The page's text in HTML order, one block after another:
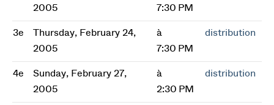
2005
7:30 PM
3e
Thursday, February 24,
2005
à
7:30 PM
distribution
4e
Sunday, February 27,
2005
à
2:30 PM
distribution